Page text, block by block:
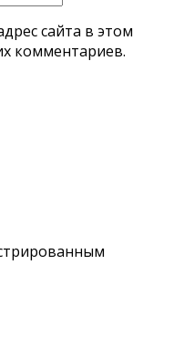
сайта в этом
комментариев.